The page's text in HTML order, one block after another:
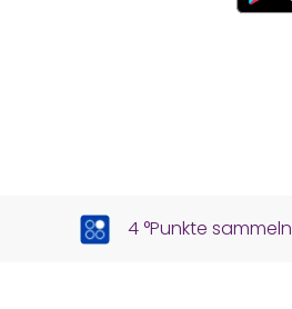
4 °Punkte sammeln